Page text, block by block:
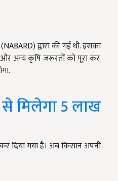
द्वारा की गई थी. इसका
और अन्य कृषि जरूरतों को पूरा कर
से मिलेगा 5 लाख
दिया गया है। अब किसान अपनी